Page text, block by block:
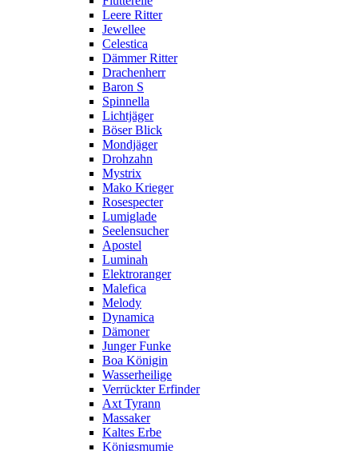
Leere Ritter
Jewellee
Celestica
Dämmer Ritter
Drachenherr
Baron S
Spinnella
Lichtjäger
Böser Blick
Mondjäger
Drohzahn
Mystrix
Mako Krieger
Rosespecter
Lumiglade
Seelensucher
Apostel
Luminah
Elektroranger
Malefica
Melody
Dynamica
Dämoner
Junger Funke
Boa Königin
Wasserheilige
Verrückter Erfinder
Axt Tyrann
Massaker
Kaltes Erbe
Königsmumie